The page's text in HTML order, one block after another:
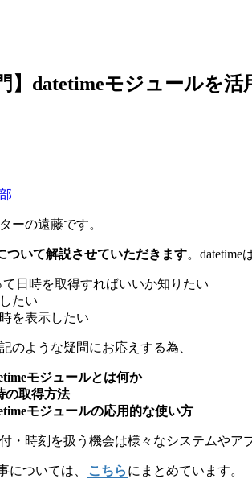
】datetimeモジュールを
ーの遠藤です。
ついて解説させていただきます。datetime
て日時を取得すればいいか知りたい
たい
を表示したい
のような疑問にお応えする為、
モジュールとは何か
の取得方法
モジュールの応用的な使い方
・時刻を扱う機会は様々なシステムやア
については、 こちら にまとめています。